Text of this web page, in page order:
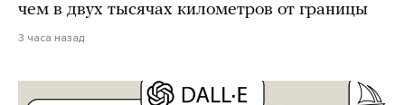
чем в двух тысячах километров от границы
3 часа назад